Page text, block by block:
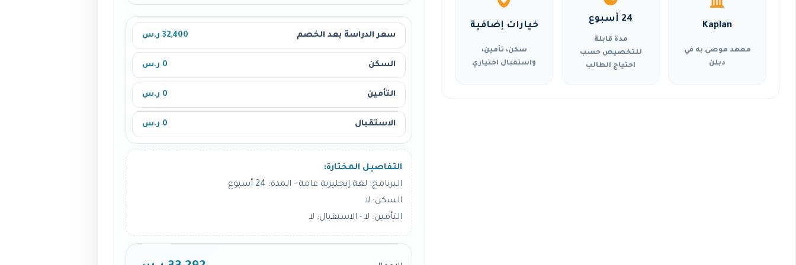
Kaplan
معهد موصى به في
دبلن
24 أسبوع
مدة قابلة
للتخصيص حسب
احتياج الطالب
خيارات إضافية
سكن، تأمين،
واستقبال اختياري
سعر الدراسة بعد الخصم 32,400 ر.س
السكن 0 ر.س
التأمين 0 ر.س
الاستقبال 0 ر.س
التفاصيل المختارة:
البرنامج: لغة إنجليزية عامة - المدة: 24 أسبوع
السكن: لا
التأمين: لا - الاستقبال: لا